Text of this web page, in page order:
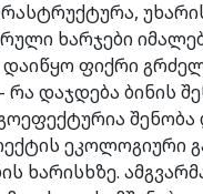
ხარჯები
ფიქრი
რა დაჯდება ბინის
ეკოლოგიური
ხარისხზე.